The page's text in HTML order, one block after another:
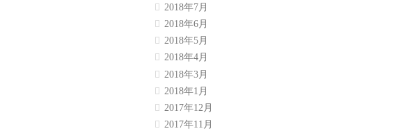
2018年7月
2018年6月
2018年5月
2018年4月
2018年3月
2018年1月
2017年12月
2017年11月